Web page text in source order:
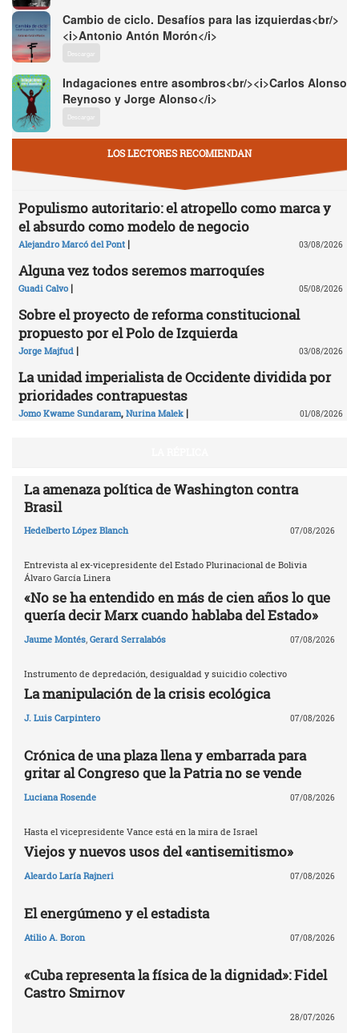
Cambio de ciclo. Desafíos para las izquierdas<br/>
<i>Antonio Antón Morón</i>
Descargar
Indagaciones entre asombros<br/><i>Carlos Alonso
Reynoso y Jorge Alonso</i>
Descargar
LOS LECTORES RECOMIENDAN
Populismo autoritario: el atropello como marca y
el absurdo como modelo de negocio
Alejandro Marcó del Pont | 03/08/2026
Alguna vez todos seremos marroquíes
Guadi Calvo | 05/08/2026
Sobre el proyecto de reforma constitucional
propuesto por el Polo de Izquierda
Jorge Majfud | 03/08/2026
La unidad imperialista de Occidente dividida por
prioridades contrapuestas
Jomo Kwame Sundaram, Nurina Malek | 01/08/2026
La amenaza política de Washington contra
Brasil
Hedelberto López Blanch 07/08/2026
Entrevista al ex-vicepresidente del Estado Plurinacional de Bolivia
Álvaro García Linera
«No se ha entendido en más de cien años lo que
quería decir Marx cuando hablaba del Estado»
Jaume Montés, Gerard Serralabós 07/08/2026
Instrumento de depredación, desigualdad y suicidio colectivo
La manipulación de la crisis ecológica
J. Luis Carpintero 07/08/2026
Crónica de una plaza llena y embarrada para
gritar al Congreso que la Patria no se vende
Luciana Rosende 07/08/2026
Hasta el vicepresidente Vance está en la mira de Israel
Viejos y nuevos usos del «antisemitismo»
Aleardo Laría Rajneri 07/08/2026
El energúmeno y el estadista
Atilio A. Boron 07/08/2026
«Cuba representa la física de la dignidad»: Fidel
Castro Smirnov
28/07/2026